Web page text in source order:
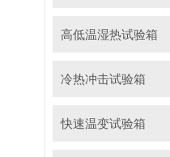
高低温湿热试验箱
冷热冲击试验箱
快速温变试验箱